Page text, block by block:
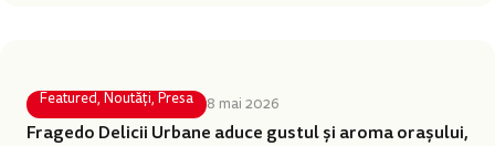
Featured, Noutăți, Presa 8 mai 2026
Fragedo Delicii Urbane aduce gustul și aroma orașului,